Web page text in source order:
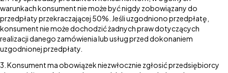
warunkach konsument nie może być nigdy zobowiązany do
przedpłaty przekraczającej 50%. Jeśli uzgodniono przedpłatę,
konsument nie może dochodzić żadnych praw dotyczących
realizacji danego zamówienia lub usług przed dokonaniem
uzgodnionej przedpłaty.
Konsument ma obowiązek niezwłocznie zgłosić przedsiębiorcy